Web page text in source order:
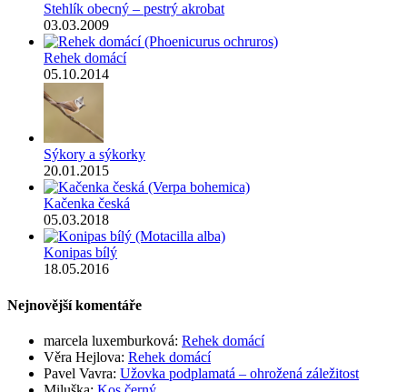
Stehlík obecný – pestrý akrobat
03.03.2009
Rehek domácí
05.10.2014
Sýkory a sýkorky
20.01.2015
Kačenka česká
05.03.2018
Konipas bílý
18.05.2016
Nejnovější komentáře
marcela luxemburková: Rehek domácí
Věra Hejlova: Rehek domácí
Pavel Vavra: Užovka podplamatá – ohrožená záležitost